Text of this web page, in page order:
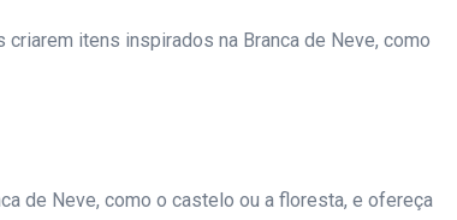
itens inspirados na Branca de Neve, como
de Neve, como o castelo ou a floresta, e ofereça